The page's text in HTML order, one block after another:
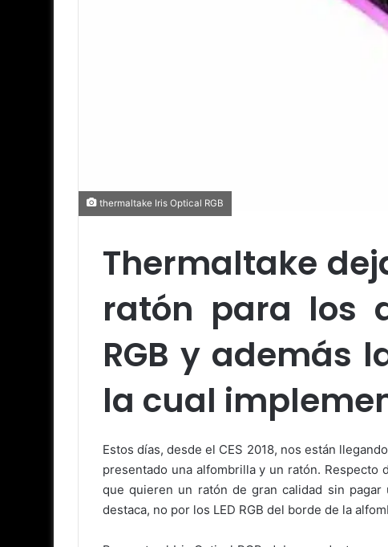
thermaltake Iris Optical RGB
Thermaltake
ratón para los
RGB y además
la cual
Estos días, desde el CES 2018, nos están
presentado una alfombrilla y un ratón. Respecto
que quieren un ratón de gran calidad sin pagar
destaca, no por los LED RGB del borde de la